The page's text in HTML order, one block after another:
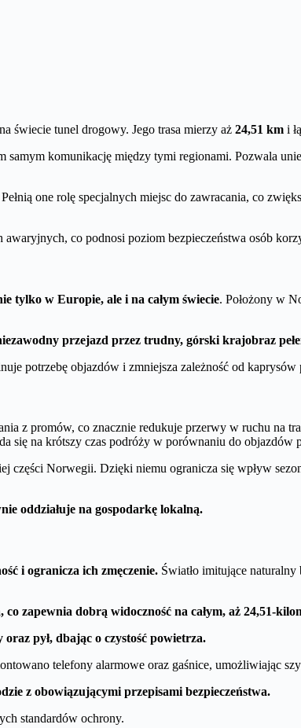
świecie tunel drogowy. Jego trasa mierzy aż 24,51 km i
samym komunikację między tymi regionami. Pozwala
Pełnią one rolę specjalnych miejsc do zawracania, co
co podnosi poziom bezpieczeństwa osób
tylko w Europie, ale i na całym świecie. Położony w
przejazd przez trudny, górski krajobraz
potrzebę objazdów i zmniejsza zależność od kaprysów
z promów, co znacznie redukuje przerwy w ruchu na
się na krótszy czas podróży w porównaniu do objazdów
części Norwegii. Dzięki niemu ogranicza się wpływ
oddziałuje na gospodarkę lokalną.
i ogranicza ich zmęczenie. Światło imitujące naturalny
zapewnia dobrą widoczność na całym, aż 24,51-
pył, dbając o czystość powietrza.
telefony alarmowe oraz gaśnice, umożliwiając
z obowiązującymi przepisami bezpieczeństwa.
standardów ochrony.